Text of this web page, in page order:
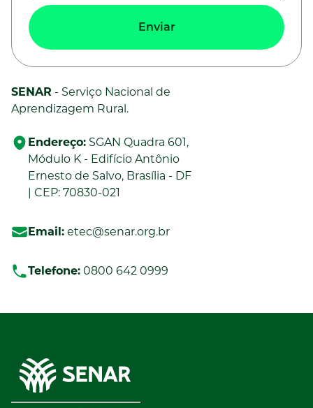
Enviar
SENAR - Serviço Nacional de
Aprendizagem Rural.
Endereço: SGAN Quadra 601,
Módulo K - Edifício Antônio
Ernesto de Salvo, Brasília - DF
| CEP: 70830-021
Email: etec@senar.org.br
Telefone: 0800 642 0999